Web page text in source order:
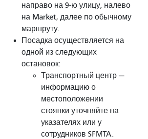
направо на 9-ю улицу, налево
на Market, далее по обычному
маршруту.
Посадка осуществляется на
одной из следующих
остановок:
Транспортный центр —
информацию о
местоположении
стоянки уточняйте на
указателях или у
сотрудников SFMTA.